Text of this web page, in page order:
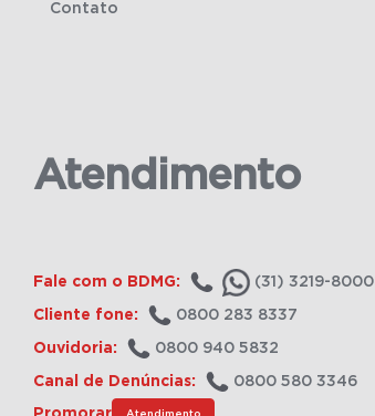
Contato
Atendimento
Fale com o BDMG: (31) 3219-8000
Cliente fone: 0800 283 8337
Ouvidoria: 0800 940 5832
Canal de Denúncias: 0800 580 3346
Atendimento